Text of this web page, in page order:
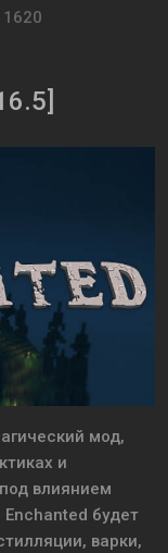
1620
мод,
и
влиянием
Enchanted будет
варки,